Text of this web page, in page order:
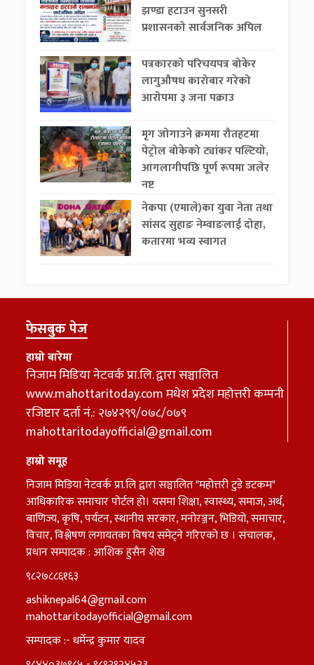
झण्डा हटाउन सुनसरी
प्रशासनको सार्वजनिक अपिल
पत्रकारको परिचयपत्र बोकेर
लागुऔषध कारोबार गरेको
आरोपमा ३ जना पक्राउ
मृग जोगाउने क्रममा रौतहटमा
पेट्रोल बोकेको ट्यांकर पल्टियो,
आगलागीपछि पूर्ण रूपमा जलेर
नष्ट
नेकपा (एमाले)का युवा नेता तथा
सांसद सुहाङ नेम्वाङलाई दोहा,
कतारमा भव्य स्वागत
फेसबुक पेज
हाम्रो बारेमा
निजाम मिडिया नेटवर्क प्रा.लि. द्वारा सञ्चालित
www.mahottaritoday.com मधेश प्रदेेेश महोत्तरी कम्पनी
रजिष्टार दर्ता नं.: २७४२९९/०७८/०७९
mahottaritodayofficial@gmail.com
हाम्रो समूह
निजाम मिडिया नेटवर्क प्रा.लि द्वारा सञ्चालित "महोत्तरी टुडे डटकम"
आधिकारिक समाचार पोर्टल हो। यसमा शिक्षा, स्वास्थ्य, समाज, अर्थ,
बाणिज्य, कृषि, पर्यटन, स्थानीय सरकार, मनोरञ्जन, भिडियो, समाचार,
विचार, विश्लेषण लगायतका विषय समेट्ने गरिएको छ । संचालक,
प्रधान सम्पादक : आशिक हुसैन शेख
९८२७८८६१६३
ashiknepal64@gmail.com
mahottaritodayofficial@gmail.com
सम्पादक :- धर्मेन्द्र कुमार यादव